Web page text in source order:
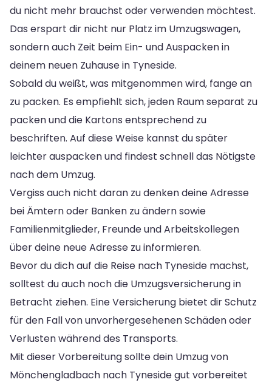
du nicht mehr brauchst oder verwenden möchtest.
Das erspart dir nicht nur Platz im Umzugswagen,
sondern auch Zeit beim Ein- und Auspacken in
deinem neuen Zuhause in Tyneside.
Sobald du weißt, was mitgenommen wird, fange an
zu packen. Es empfiehlt sich, jeden Raum separat zu
packen und die Kartons entsprechend zu
beschriften. Auf diese Weise kannst du später
leichter auspacken und findest schnell das Nötigste
nach dem Umzug.
Vergiss auch nicht daran zu denken deine Adresse
bei Ämtern oder Banken zu ändern sowie
Familienmitglieder, Freunde und Arbeitskollegen
über deine neue Adresse zu informieren.
Bevor du dich auf die Reise nach Tyneside machst,
solltest du auch noch die Umzugsversicherung in
Betracht ziehen. Eine Versicherung bietet dir Schutz
für den Fall von unvorhergesehenen Schäden oder
Verlusten während des Transports.
Mit dieser Vorbereitung sollte dein Umzug von
Mönchengladbach nach Tyneside gut vorbereitet